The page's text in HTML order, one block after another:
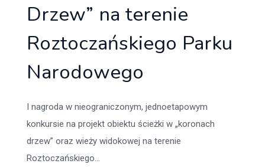
Drzew” na terenie
Roztoczańskiego Parku
Narodowego
I nagroda w nieograniczonym, jednoetapowym
konkursie na projekt obiektu ścieżki w „koronach
drzew” oraz wieży widokowej na terenie
Roztoczańskiego...